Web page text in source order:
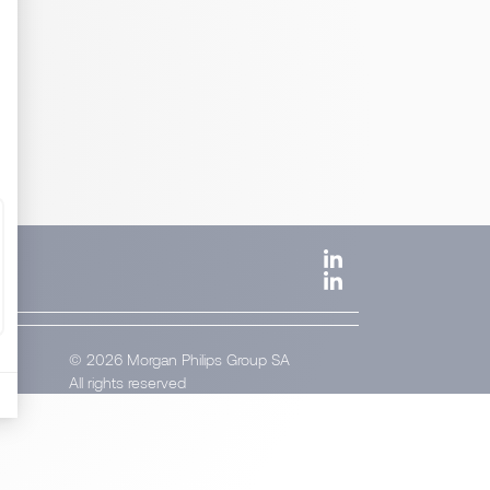
© 2026 Morgan Philips Group SA
All rights reserved